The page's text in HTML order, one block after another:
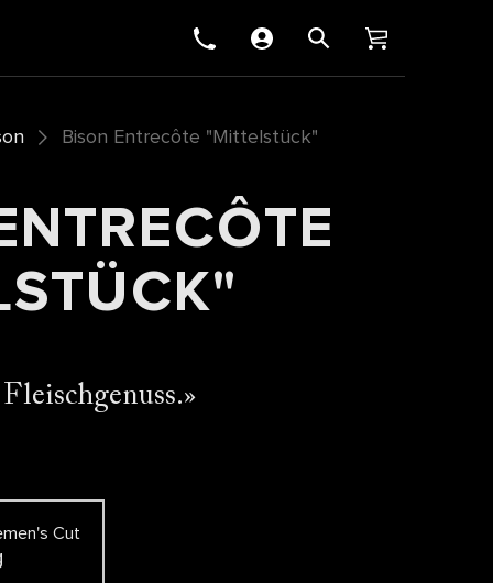
Bison Entrecôte "Mittelstück"
Cut